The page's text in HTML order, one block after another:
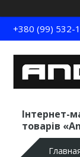
+380 (99) 532-
Інтернет-
товарів